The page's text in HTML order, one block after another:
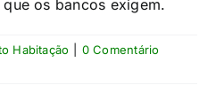
os bancos exigem.
Habitação
0 Comentário